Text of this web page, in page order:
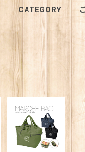
CATEGORY